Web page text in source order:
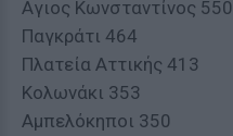
Αγιος Κωνσταντίνος 550
Παγκράτι 464
Πλατεία Αττικής 413
Κολωνάκι 353
Αμπελόκηποι 350